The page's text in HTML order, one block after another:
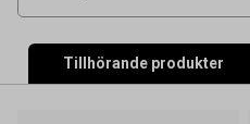
Tillhörande produkter